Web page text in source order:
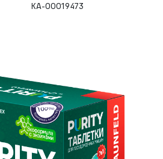
КА-00019473